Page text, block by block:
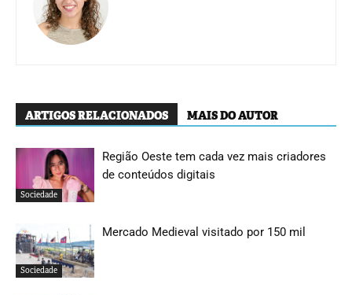
ARTIGOS RELACIONADOS MAIS DO AUTOR
Sociedade
Região Oeste tem cada vez mais criadores
de conteúdos digitais
Sociedade
Mercado Medieval visitado por 150 mil